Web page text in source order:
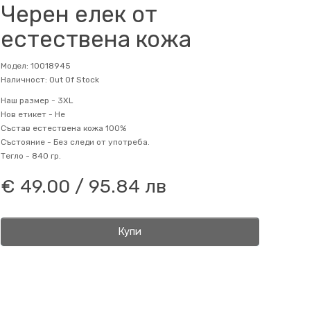
Черен елек от
естествена кожа
Модел: 10018945
Наличност: Out Of Stock
Наш размер - 3XL
Нов етикет - Не
Състав естествена кожа 100%
Състояние - Без следи от употреба.
Тегло - 840 гр.
€ 49.00 / 95.84 лв
Купи